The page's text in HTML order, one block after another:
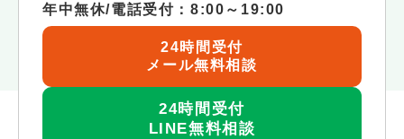
年中無休/電話受付：8:00～19:00
24時間受付
メール無料相談
24時間受付
LINE無料相談